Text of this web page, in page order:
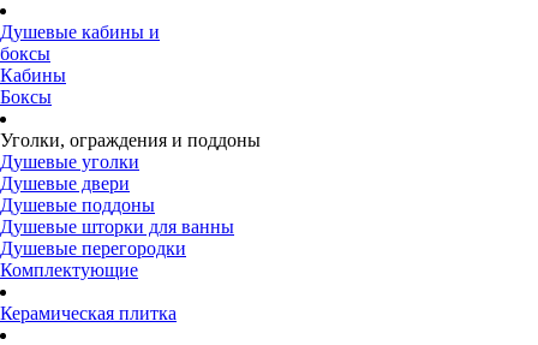
Душевые кабины и
боксы
Кабины
Боксы
Уголки, ограждения и поддоны
Душевые уголки
Душевые двери
Душевые поддоны
Душевые шторки для ванны
Душевые перегородки
Комплектующие
Керамическая плитка